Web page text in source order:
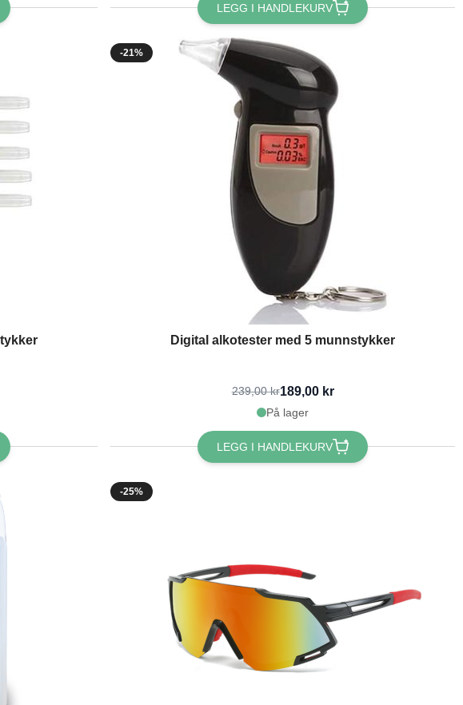
LEGG I HANDLEKURV
-21%
Digital alkotester med 5 munnstykker
239,00 kr189,00 kr
På lager
LEGG I HANDLEKURV
-25%